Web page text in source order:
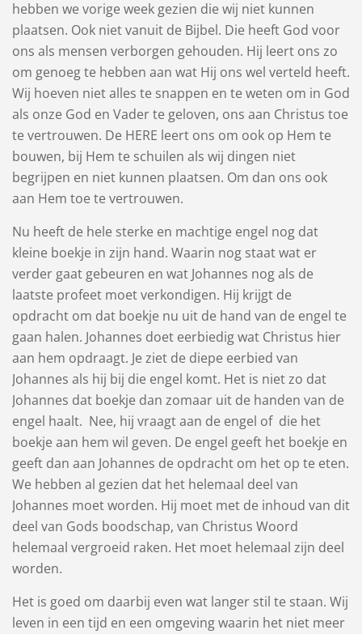
hebben we vorige week gezien die wij niet kunnen
plaatsen. Ook niet vanuit de Bijbel. Die heeft God voor
ons als mensen verborgen gehouden. Hij leert ons zo
om genoeg te hebben aan wat Hij ons wel verteld heeft.
Wij hoeven niet alles te snappen en te weten om in God
als onze God en Vader te geloven, ons aan Christus toe
te vertrouwen. De HERE leert ons om ook op Hem te
bouwen, bij Hem te schuilen als wij dingen niet
begrijpen en niet kunnen plaatsen. Om dan ons ook
aan Hem toe te vertrouwen.
Nu heeft de hele sterke en machtige engel nog dat
kleine boekje in zijn hand. Waarin nog staat wat er
verder gaat gebeuren en wat Johannes nog als de
laatste profeet moet verkondigen. Hij krijgt de
opdracht om dat boekje nu uit de hand van de engel te
gaan halen. Johannes doet eerbiedig wat Christus hier
aan hem opdraagt. Je ziet de diepe eerbied van
Johannes als hij bij die engel komt. Het is niet zo dat
Johannes dat boekje dan zomaar uit de handen van de
engel haalt. Nee, hij vraagt aan de engel of die het
boekje aan hem wil geven. De engel geeft het boekje en
geeft dan aan Johannes de opdracht om het op te eten.
We hebben al gezien dat het helemaal deel van
Johannes moet worden. Hij moet met de inhoud van dit
deel van Gods boodschap, van Christus Woord
helemaal vergroeid raken. Het moet helemaal zijn deel
worden.
Het is goed om daarbij even wat langer stil te staan. Wij
leven in een tijd en een omgeving waarin het niet meer